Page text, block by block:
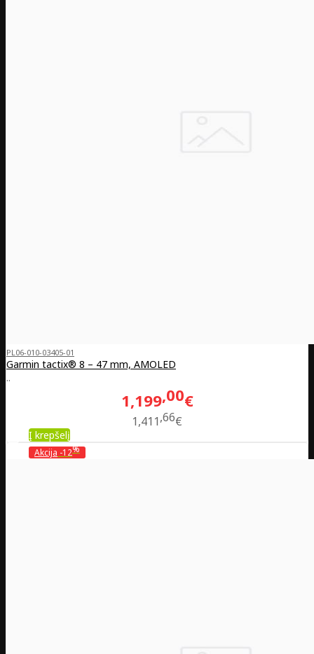
PL06-010-03405-01
Garmin tactix® 8 – 47 mm, AMOLED
..
1,199 00€
1,411 66€
Į krepšelį
Akcija -12%